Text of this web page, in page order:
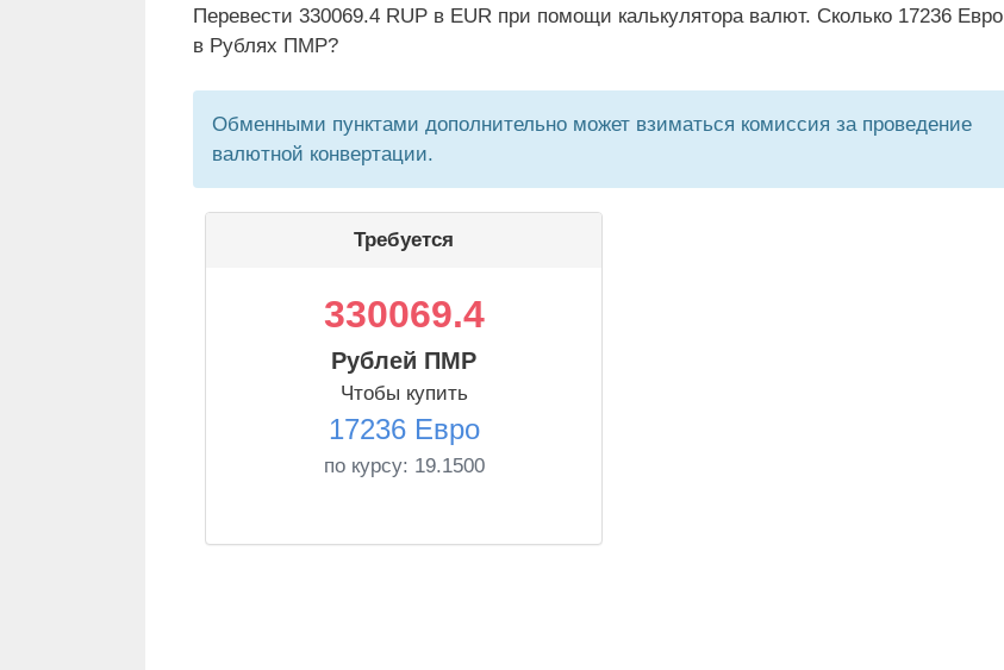
Перевести 330069.4 RUP в EUR при помощи калькулятора валют. Сколько 17236 Евро
в Рублях ПМР?
Обменными пунктами дополнительно может взиматься комиссия за проведение
валютной конвертации.
Требуется
330069.4
Рублей ПМР
Чтобы купить
17236 Евро
по курсу: 19.1500